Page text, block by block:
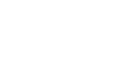
นยิ่งๆ ขึ้นไป